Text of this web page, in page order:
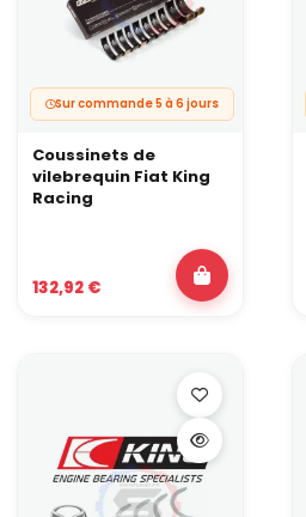
Sur commande 5 à 6 jours
Coussinets de
vilebrequin Fiat King
Racing
132,92 €